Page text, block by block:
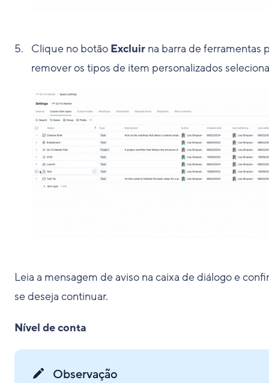
Clique no botão Excluir na barra de ferramentas
remover os tipos de item personalizados
Leia a mensagem de aviso na caixa de diálogo e
se deseja continuar.
Nível de conta
Observação